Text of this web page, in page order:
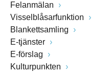
Felanmälan
Visselblåsarfunktion
Blankettsamling
E-tjänster
E-förslag
Kulturpunkten